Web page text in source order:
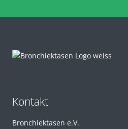
Kontakt
Bronchiektasen e.V.